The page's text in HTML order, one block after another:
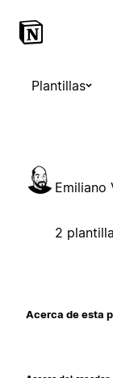
Plantillas
Emiliano
2
Acerca de esta